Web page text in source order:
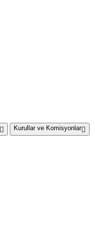
Kurullar ve Komisyonlar